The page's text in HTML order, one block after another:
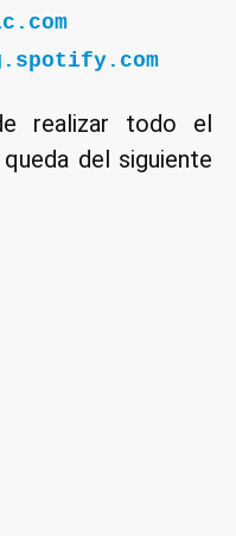
realizar todo el
del siguiente